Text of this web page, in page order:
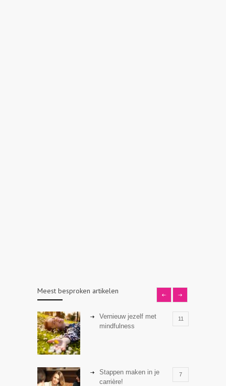
Meest besproken artikelen
Vernieuw jezelf met
mindfulness
11
Stappen maken in je
carrière!
7